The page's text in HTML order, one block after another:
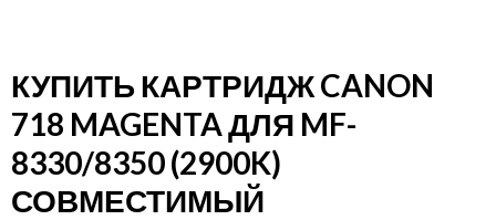
КУПИТЬ КАРТРИДЖ CANON
718 MAGENTA ДЛЯ MF-
8330/8350 (2900K)
СОВМЕСТИМЫЙ